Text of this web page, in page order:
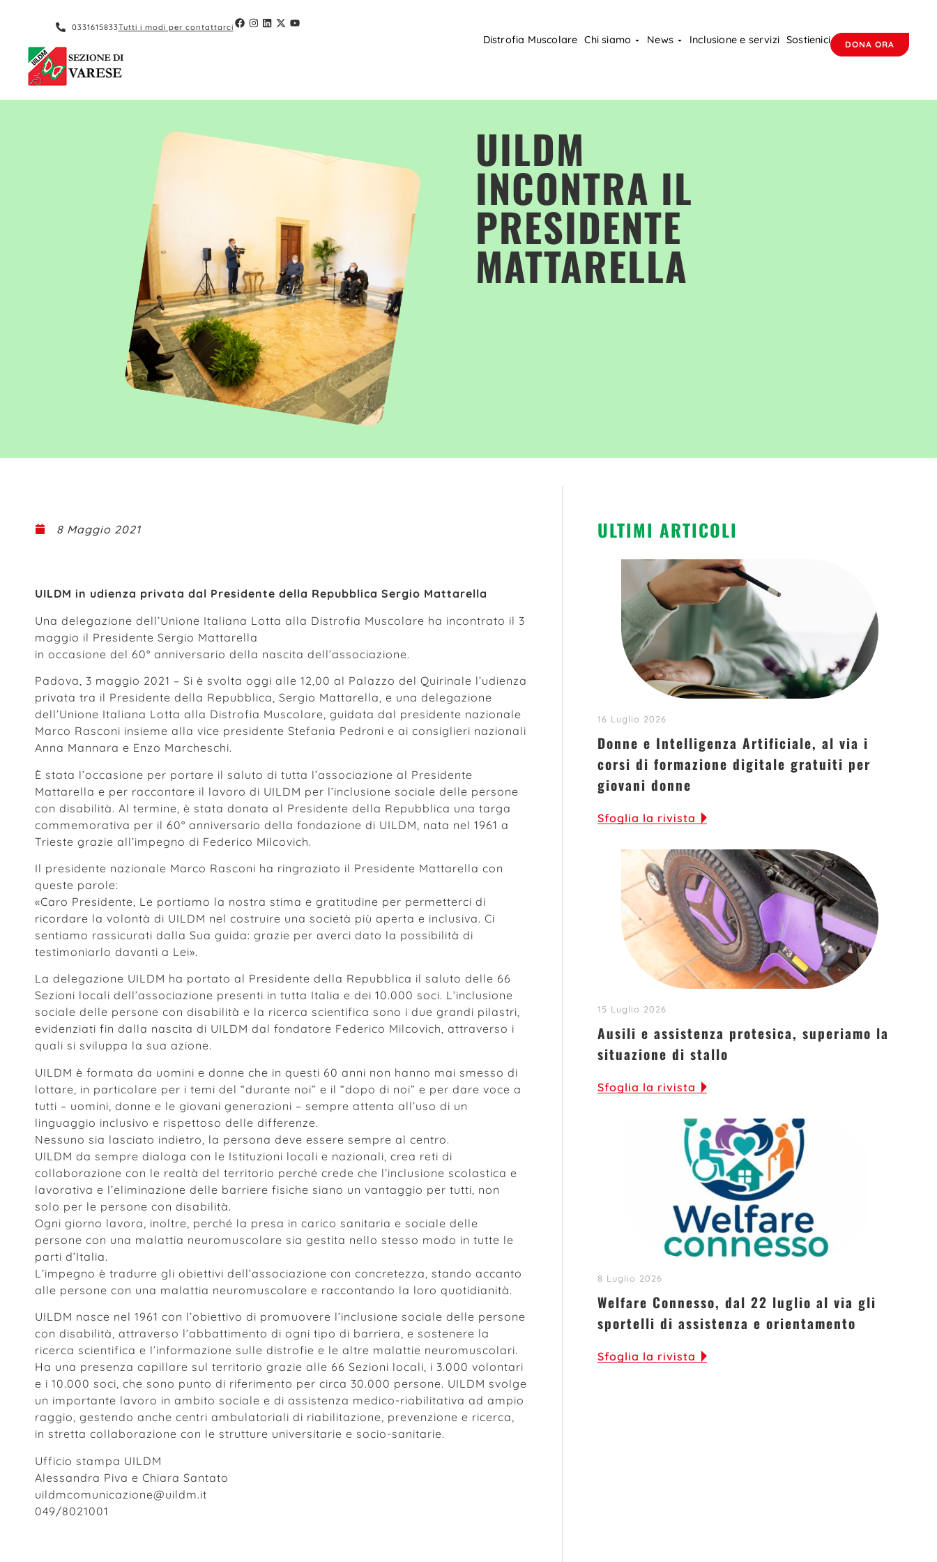
0331615833Tutti i modi per contattarci
Distrofia Muscolare Chi siamo News Inclusione e servizi Sostienici DONA ORA
UILDM
INCONTRA IL
PRESIDENTE
MATTARELLA
8 Maggio 2021
UILDM in udienza privata dal Presidente della Repubblica Sergio Mattarella
Una delegazione dell’Unione Italiana Lotta alla Distrofia Muscolare ha incontrato il 3
maggio il Presidente Sergio Mattarella
in occasione del 60° anniversario della nascita dell’associazione.
Padova, 3 maggio 2021 – Si è svolta oggi alle 12,00 al Palazzo del Quirinale l’udienza
privata tra il Presidente della Repubblica, Sergio Mattarella, e una delegazione
dell’Unione Italiana Lotta alla Distrofia Muscolare, guidata dal presidente nazionale
Marco Rasconi insieme alla vice presidente Stefania Pedroni e ai consiglieri nazionali
Anna Mannara e Enzo Marcheschi.
È stata l’occasione per portare il saluto di tutta l’associazione al Presidente
Mattarella e per raccontare il lavoro di UILDM per l’inclusione sociale delle persone
con disabilità. Al termine, è stata donata al Presidente della Repubblica una targa
commemorativa per il 60° anniversario della fondazione di UILDM, nata nel 1961 a
Trieste grazie all’impegno di Federico Milcovich.
Il presidente nazionale Marco Rasconi ha ringraziato il Presidente Mattarella con
queste parole:
«Caro Presidente, Le portiamo la nostra stima e gratitudine per permetterci di
ricordare la volontà di UILDM nel costruire una società più aperta e inclusiva. Ci
sentiamo rassicurati dalla Sua guida: grazie per averci dato la possibilità di
testimoniarlo davanti a Lei».
La delegazione UILDM ha portato al Presidente della Repubblica il saluto delle 66
Sezioni locali dell’associazione presenti in tutta Italia e dei 10.000 soci. L’inclusione
sociale delle persone con disabilità e la ricerca scientifica sono i due grandi pilastri,
evidenziati fin dalla nascita di UILDM dal fondatore Federico Milcovich, attraverso i
quali si sviluppa la sua azione.
UILDM è formata da uomini e donne che in questi 60 anni non hanno mai smesso di
lottare, in particolare per i temi del “durante noi” e il “dopo di noi” e per dare voce a
tutti – uomini, donne e le giovani generazioni – sempre attenta all’uso di un
linguaggio inclusivo e rispettoso delle differenze.
Nessuno sia lasciato indietro, la persona deve essere sempre al centro.
UILDM da sempre dialoga con le Istituzioni locali e nazionali, crea reti di
collaborazione con le realtà del territorio perché crede che l’inclusione scolastica e
lavorativa e l’eliminazione delle barriere fisiche siano un vantaggio per tutti, non
solo per le persone con disabilità.
Ogni giorno lavora, inoltre, perché la presa in carico sanitaria e sociale delle
persone con una malattia neuromuscolare sia gestita nello stesso modo in tutte le
parti d’Italia.
L’impegno è tradurre gli obiettivi dell’associazione con concretezza, stando accanto
alle persone con una malattia neuromuscolare e raccontando la loro quotidianità.
UILDM nasce nel 1961 con l’obiettivo di promuovere l’inclusione sociale delle persone
con disabilità, attraverso l’abbattimento di ogni tipo di barriera, e sostenere la
ricerca scientifica e l’informazione sulle distrofie e le altre malattie neuromuscolari.
Ha una presenza capillare sul territorio grazie alle 66 Sezioni locali, i 3.000 volontari
e i 10.000 soci, che sono punto di riferimento per circa 30.000 persone. UILDM svolge
un importante lavoro in ambito sociale e di assistenza medico-riabilitativa ad ampio
raggio, gestendo anche centri ambulatoriali di riabilitazione, prevenzione e ricerca,
in stretta collaborazione con le strutture universitarie e socio-sanitarie.
Ufficio stampa UILDM
Alessandra Piva e Chiara Santato
uildmcomunicazione@uildm.it
049/8021001
ULTIMI ARTICOLI
16 Luglio 2026
Donne e Intelligenza Artificiale, al via i
corsi di formazione digitale gratuiti per
giovani donne
Sfoglia la rivista
15 Luglio 2026
Ausili e assistenza protesica, superiamo la
situazione di stallo
Sfoglia la rivista
8 Luglio 2026
Welfare Connesso, dal 22 luglio al via gli
sportelli di assistenza e orientamento
Sfoglia la rivista